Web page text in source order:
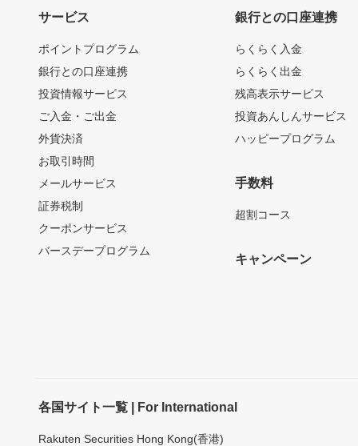
サービス
ポイントプログラム
銀行との口座連携
投資情報サービス
ご入金・ご出金
外貨決済
お取引時間
メールサービス
証券税制
クーポンサービス
バースデープログラム
銀行との口座連携
らくらく入金
らくらく出金
残高表示サービス
投資あんしんサービス
ハッピープログラム
手数料
超割コース
キャンペーン
各国サイト一覧 | For International
Rakuten Securities Hong Kong(香港)